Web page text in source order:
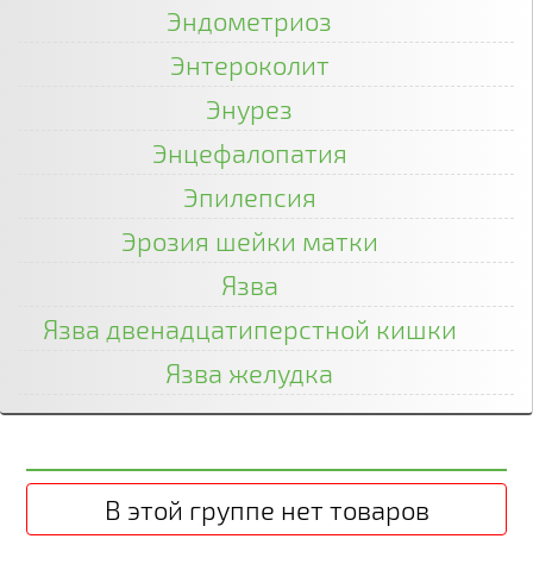
Эндометриоз
Энтероколит
Энурез
Энцефалопатия
Эпилепсия
Эрозия шейки матки
Язва
Язва двенадцатиперстной кишки
Язва желудка
В этой группе нет товаров